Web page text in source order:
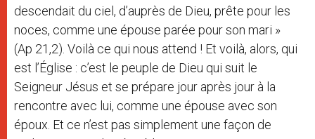
descendait du ciel, d’auprès de Dieu, prête pour les
noces, comme une épouse parée pour son mari »
(Ap 21,2). Voilà ce qui nous attend ! Et voilà, alors, qui
est l’Église : c’est le peuple de Dieu qui suit le
Seigneur Jésus et se prépare jour après jour à la
rencontre avec lui, comme une épouse avec son
époux. Et ce n’est pas simplement une façon de